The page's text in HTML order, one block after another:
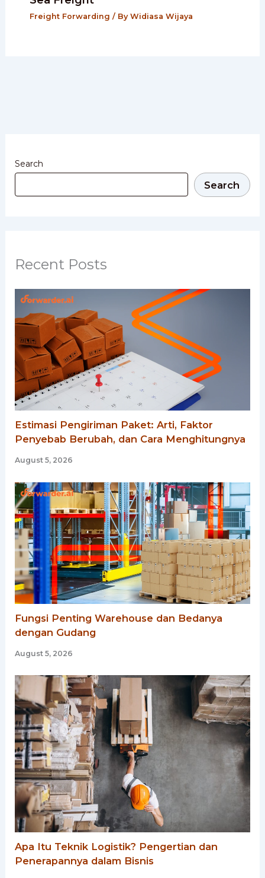
Freight Forwarding / By Widiasa Wijaya
Search
Search
Recent Posts
Estimasi Pengiriman Paket: Arti, Faktor
Penyebab Berubah, dan Cara Menghitungnya
August 5, 2026
Fungsi Penting Warehouse dan Bedanya
dengan Gudang
August 5, 2026
Apa Itu Teknik Logistik? Pengertian dan
Penerapannya dalam Bisnis